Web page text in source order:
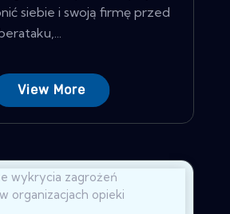
siebie i swoją firmę przed
View More